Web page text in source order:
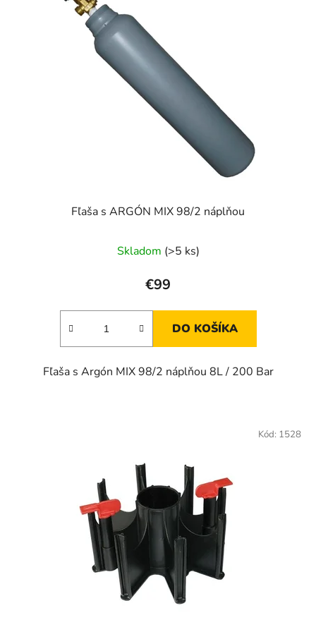
Fľaša s ARGÓN MIX 98/2 náplňou
Skladom (>5 ks)
€99
DO KOŠÍKA
Fľaša s Argón MIX 98/2 náplňou 8L / 200 Bar
Kód: 1528